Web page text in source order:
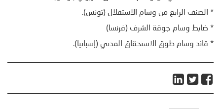
* الصنف الرابع من وسام الاستقلال‏ (تونس).
* ضابط وسام جوقة الشرف (فرنسا)
* قائد وسام طوق الاستحقاق المدني (إسبانيا).